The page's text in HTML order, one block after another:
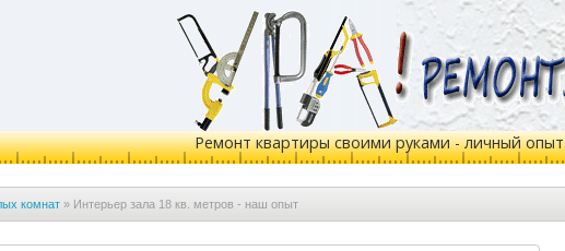
Ремонт квартиры своими руками - личный опыт
комнат» Интерьер зала 18 кв. метров - наш опыт